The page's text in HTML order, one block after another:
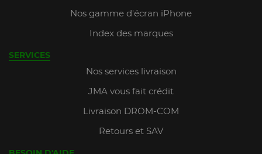
Nos gamme d'écran iPhone
Index des marques
SERVICES
Nos services livraison
JMA vous fait crédit
Livraison DROM-COM
Retours et SAV